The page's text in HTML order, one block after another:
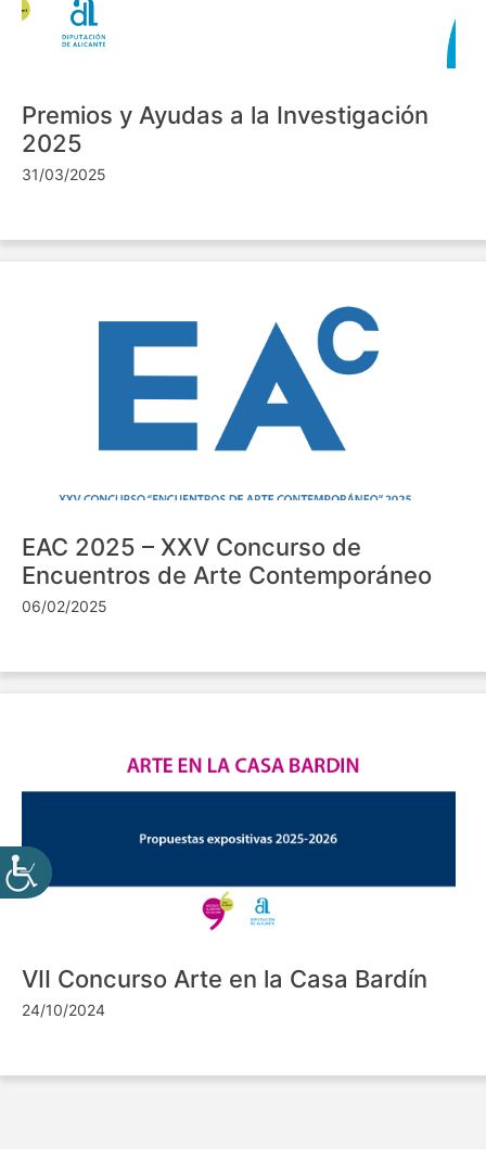
Premios y Ayudas a la Investigación
2025
31/03/2025
EAC 2025 – XXV Concurso de
Encuentros de Arte Contemporáneo
06/02/2025
VII Concurso Arte en la Casa Bardín
24/10/2024